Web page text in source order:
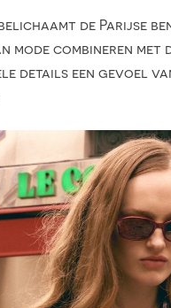
de Parijse
mode combineren
details een gevoel